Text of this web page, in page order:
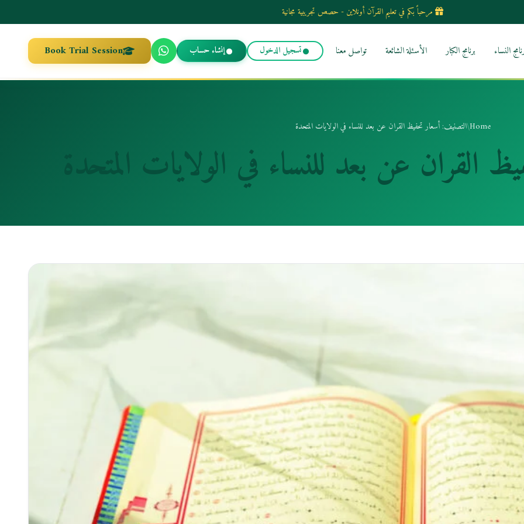
مرحباً بكم في تعليم القرآن أونلاين - حصص تجريبية مجانية
النساء برنامج الكبار الأسئلة الشائعة تواصل معنا تسجيل الدخول إنشاء حساب Book Trial Session
Home
/التصنيف: أسعار تحفيظ القران عن بعد للنساء في الولايات المتحدة
القران عن بعد للنساء في الولايات المتحدة